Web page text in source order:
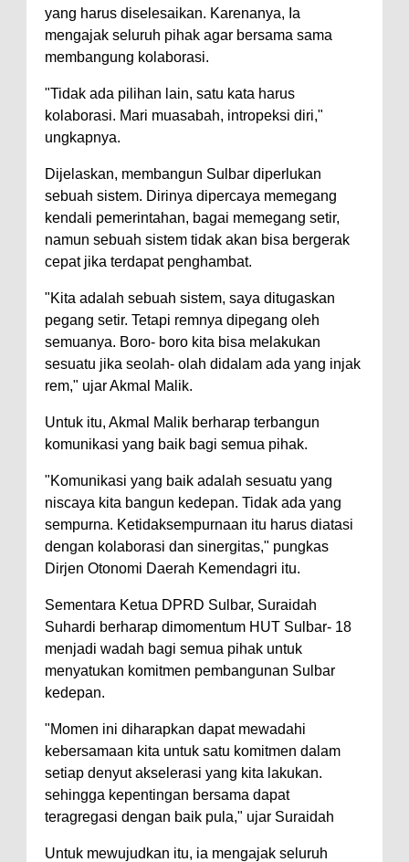
yang harus diselesaikan. Karenanya, Ia
mengajak seluruh pihak agar bersama sama
membangung kolaborasi.
"Tidak ada pilihan lain, satu kata harus
kolaborasi. Mari muasabah, intropeksi diri,"
ungkapnya.
Dijelaskan, membangun Sulbar diperlukan
sebuah sistem. Dirinya dipercaya memegang
kendali pemerintahan, bagai memegang setir,
namun sebuah sistem tidak akan bisa bergerak
cepat jika terdapat penghambat.
"Kita adalah sebuah sistem, saya ditugaskan
pegang setir. Tetapi remnya dipegang oleh
semuanya. Boro- boro kita bisa melakukan
sesuatu jika seolah- olah didalam ada yang injak
rem," ujar Akmal Malik.
Untuk itu, Akmal Malik berharap terbangun
komunikasi yang baik bagi semua pihak.
"Komunikasi yang baik adalah sesuatu yang
niscaya kita bangun kedepan. Tidak ada yang
sempurna. Ketidaksempurnaan itu harus diatasi
dengan kolaborasi dan sinergitas," pungkas
Dirjen Otonomi Daerah Kemendagri itu.
Sementara Ketua DPRD Sulbar, Suraidah
Suhardi berharap dimomentum HUT Sulbar- 18
menjadi wadah bagi semua pihak untuk
menyatukan komitmen pembangunan Sulbar
kedepan.
"Momen ini diharapkan dapat mewadahi
kebersamaan kita untuk satu komitmen dalam
setiap denyut akselerasi yang kita lakukan.
sehingga kepentingan bersama dapat
teragregasi dengan baik pula," ujar Suraidah
Untuk mewujudkan itu, ia mengajak seluruh